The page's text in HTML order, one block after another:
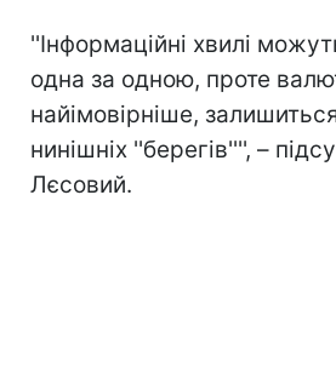
''Інформаційні хвилі
одна за одною, проте
найімовірніше,
нинішніх ''берегів'''', –
Лєсовий.